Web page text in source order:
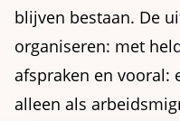
blijven bestaan. De
organiseren: met
afspraken en vooral:
alleen als